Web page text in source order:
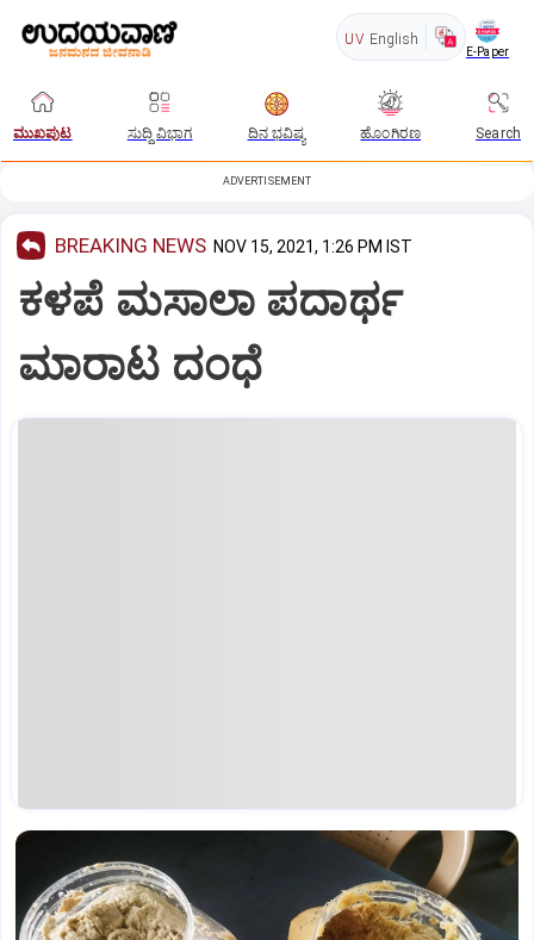
UV English
E-Paper
ಮುಖಪುಟ ಸುದ್ದಿ ವಿಭಾಗ ದಿನ ಭವಿಷ್ಯ ಹೊಂಗಿರಣ Search
ADVERTISEMENT
BREAKING NEWS NOV 15, 2021, 1:26 PM IST
ಕಳಪೆ ಮಸಾಲಾ ಪದಾರ್ಥ
ಮಾರಾಟ ದಂಧೆ